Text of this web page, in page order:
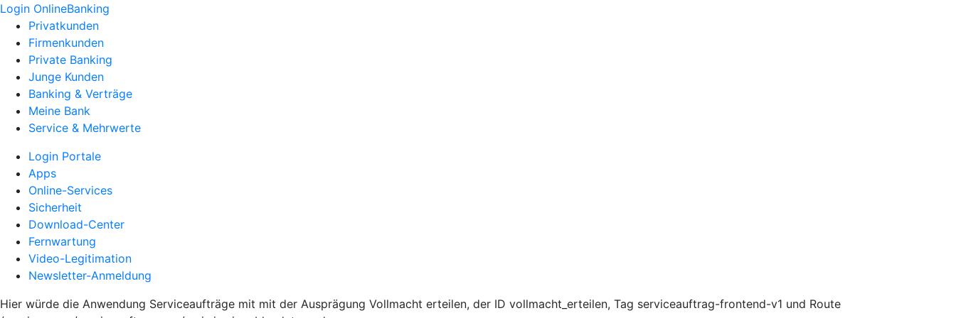
Login OnlineBanking
Privatkunden
Firmenkunden
Private Banking
Junge Kunden
Banking & Verträge
Meine Bank
Service & Mehrwerte
Login Portale
Apps
Online-Services
Sicherheit
Download-Center
Fernwartung
Video-Legitimation
Newsletter-Anmeldung
Hier würde die Anwendung Serviceaufträge mit mit der Ausprägung Vollmacht erteilen, der ID vollmacht_erteilen, Tag serviceauftrag-frontend-v1 und Route